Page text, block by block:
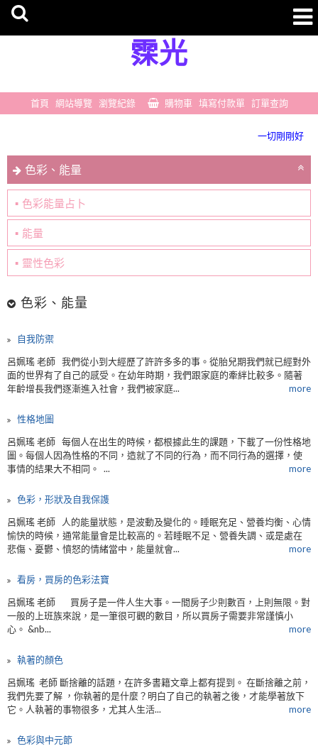
霂光
首頁 網站導覽 瀏覽紀錄 購物車 填寫付款單
訂單查詢
豐盛無所不在
一切剛剛好
豐盛無所不在
色彩、能量
色彩能量占卜
能量
靈性色彩
色彩、能量
自我防禦
呂姵瑤 老師 我們從小到大經歷了許許多多的事。從胎兒期我們就已經對外
面的世界有了自己的感受。在幼年時期，我們跟家庭的牽絆比較多。隨著
年齡增長我們逐漸進入社會，我們被家庭...
more
性格地圖
呂姵瑤 老師 每個人在出生的時候，都根據此生的課題，下載了一份性格地
圖。每個人因為性格的不同，造就了不同的行為，而不同行為的選擇，使
事情的結果大不相同。 ...
more
色彩，形狀及自我保謢
呂姵瑤 老師 人的能量狀態，是波動及變化的。睡眠充足、營養均衡、心情
愉快的時候，通常能量會是比較高的。若睡眠不足、營養失調、或是處在
悲傷、憂鬱、憤怒的情緒當中，能量就會...
more
看房，買房的色彩法寶
呂姵瑤 老師 買房子是一件人生大事。一間房子少則數百，上則無限。對
一般的上班族來說，是一筆很可觀的數目，所以買房子需要非常謹慎小
心。 &nb...
more
執著的顏色
呂姵瑤 老師 斷捨離的話題，在許多書籍文章上都有提到。 在斷捨離之前，
我們先要了解 ，你執著的是什麼？明白了自己的執著之後，才能學著放下
它。人執著的事物很多，尤其人生活...
more
色彩與中元節